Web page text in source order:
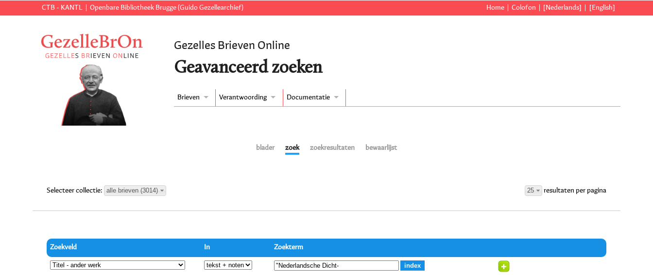
CTB - KANTL Openbare Bibliotheek Brugge (Guido Gezellearchief) Home Colofon [Nederlands] [English]
Gezelles Brieven Online
Geavanceerd zoeken
Brieven Verantwoording Documentatie
blader zoek zoekresultaten bewaarlijst
Selecteer collectie: alle brieven (3014) 25 resultaten per pagina
Zoekveld In Zoekterm